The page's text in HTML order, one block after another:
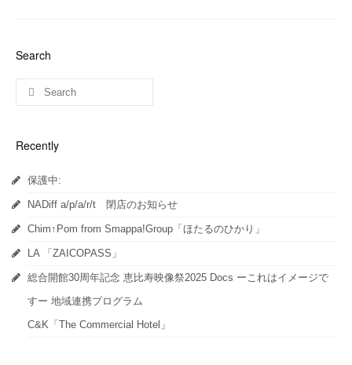
Search
Recently
保護中:
NADiff a/p/a/r/t 閉店のお知らせ
Chim↑Pom from Smappa!Group「ほたるのひかり」
LA 「ZAICOPASS」
総合開館30周年記念 恵比寿映像祭2025 Docs ーこれはイメージで
すー 地域連携プログラム
C&K「The Commercial Hotel」